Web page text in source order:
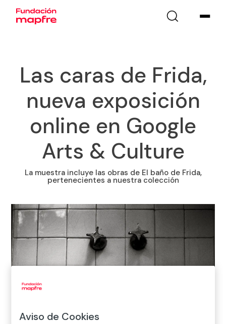
Las caras de Frida,
nueva exposición
online en Google
Arts & Culture
La muestra incluye las obras de El baño de Frida,
pertenecientes a nuestra colección
Aviso de Cookies